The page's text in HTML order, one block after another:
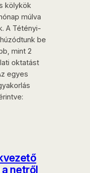
kölykök
múlva
A Tétényi-
be
mint 2
oktatást
egyes
netről